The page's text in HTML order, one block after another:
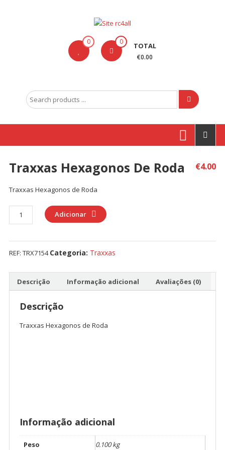
Carson
outras
0 0 TOTAL
€0.00
Search
for:
Traxxas Hexagonos De Roda €4.00
Traxxas Hexagonos de Roda
Quantidade
de
de
Adicionar
REF: TRX7154 Categoria: Traxxas
Descrição Informação adicional Avaliações (0)
Descrição
Traxxas Hexagonos de Roda
Informação adicional
Peso
0.100 kg